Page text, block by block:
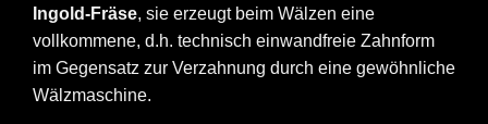
Ingold-Fräse, sie erzeugt beim Wälzen eine
vollkommene, d.h. technisch einwandfreie Zahnform
im Gegensatz zur Verzahnung durch eine gewöhnliche
Wälzmaschine.